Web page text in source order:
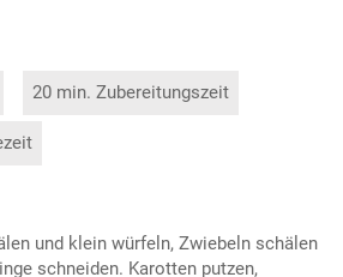
20 min. Zubereitungszeit
und klein würfeln, Zwiebeln schälen
schneiden. Karotten putzen,